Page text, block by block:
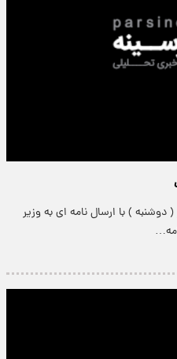
) با ارسال نامه ای به وزیر